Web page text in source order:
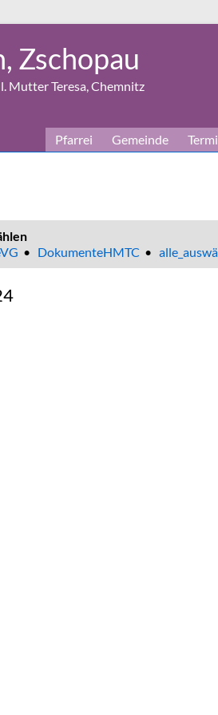
Zschopau
Mutter Teresa, Chemnitz
Pfarrei Gemeinde
• DokumenteHMTC •